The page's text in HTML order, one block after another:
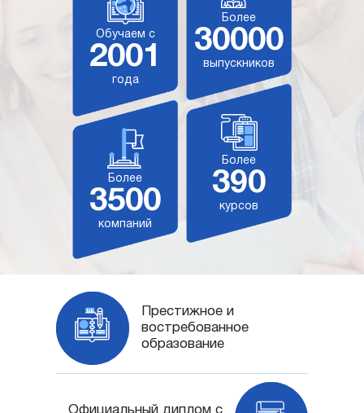
Обучаем с
2001
года
Более
30000
выпускников
Более
3500
компаний
Более
390
курсов
Престижное и
востребованное
образование
Официальный диплом с